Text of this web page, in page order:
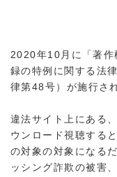
2020年10月に「著作
録の特例に関する法
律第48号）が施行さ
違法サイト上にある
ウンロード視聴する
の対象の対象になる
ッシング詐欺の被害